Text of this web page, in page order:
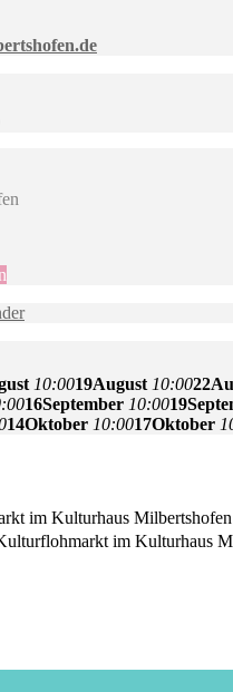
10:0019August 10:0022
16September 10:0019
14Oktober 10:0017Oktober
im Kulturhaus
im Kulturhaus